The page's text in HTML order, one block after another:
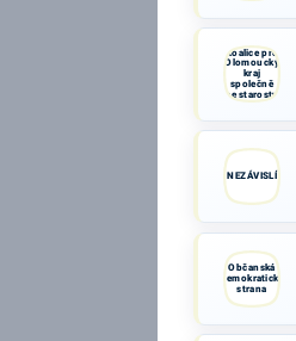
Koalice pro
Olomoucký
kraj
společně
se starosty
NEZÁVISLÍ
Občanská
demokratická
strana